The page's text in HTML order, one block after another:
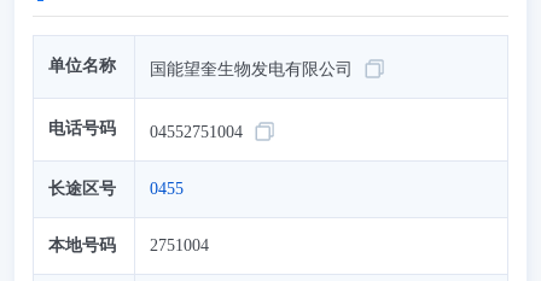
单位名称 国能望奎生物发电有限公司
电话号码 04552751004
长途区号 0455
本地号码 2751004